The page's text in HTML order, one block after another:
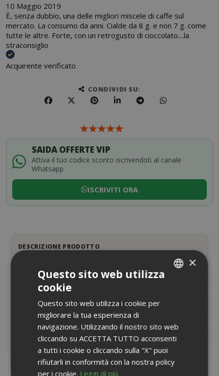
10 Maggio 2019
È, senza dubbio, una delle migliori miscele di caffe sul
mercato. La consumo da anni. Cialde da 8 g. e non 7 g. come
tutte le altre. Forte, con un retrogusto di cioccolato....la
straconsiglio
Acquirente verificato
CONDIVIDI SU:
SAIDA OFFERTE VIP
Attiva il tuo codice sconto iscrivendoti al canale
Whatsapp
ISCRIVITI ORA
DESCRIZIONE PRODOTTO
INFORMAZIONI PRODOTTO
SCHEDA INFORMATIVA
RECENSIONI
×
Questo sito web utilizza
cookie
Questo sito web utilizza i cookie per
migliorare la tua esperienza di
navigazione. Utilizzando il nostro sito web
cliccando su ACCETTA TUTTO acconsenti
a tutti i cookie o cliccando sulla "X" puoi
rifiutarli in conformità con la nostra policy
per i cookie. Leggi di più